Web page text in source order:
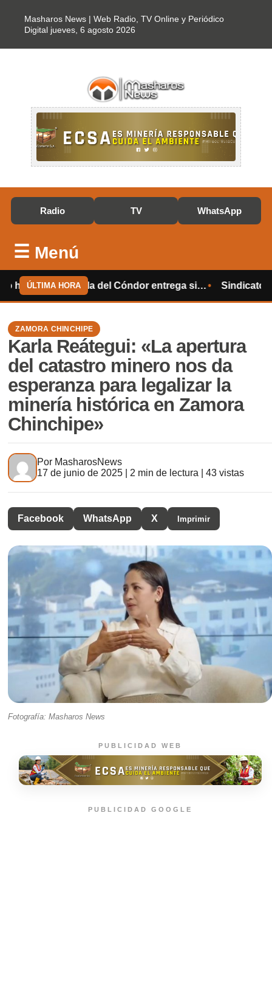
Masharos News | Web Radio, TV Online y Periódico
Digital jueves, 6 agosto 2026
Radio TV WhatsApp
☰
ÚLTIMA HORA
Centinela del Cóndor entrega sillas de ruedas y ayuda humanitaria Sindicato de Choferes incorpora a 49
ZAMORA CHINCHIPE
Karla Reátegui: «La apertura
del catastro minero nos da
esperanza para legalizar la
minería histórica en Zamora
Chinchipe»
Por MasharosNews
17 de junio de 2025 | 2 min de lectura | 43 vistas
Facebook WhatsApp X Imprimir
Fotografía: Masharos News
PUBLICIDAD WEB
PUBLICIDAD GOOGLE